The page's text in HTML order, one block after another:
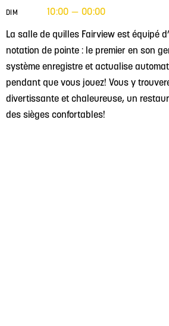
La salle de quilles Fairview est équipé
notation de pointe : le premier en son
système enregistre et actualise
pendant que vous jouez! Vous y
divertissante et chaleureuse, un
des sièges confortables!
DIM 10:00 — 00:00